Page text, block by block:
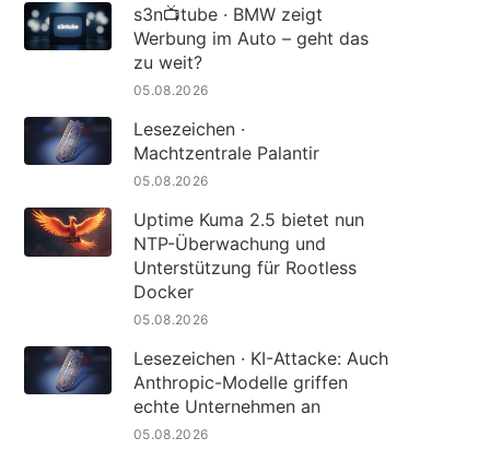
s3n📺tube · BMW zeigt
Werbung im Auto – geht das
zu weit?
05.08.2026
Lesezeichen ·
Machtzentrale Palantir
05.08.2026
Uptime Kuma 2.5 bietet nun
NTP-Überwachung und
Unterstützung für Rootless
Docker
05.08.2026
Lesezeichen · KI-Attacke: Auch
Anthropic-Modelle griffen
echte Unternehmen an
05.08.2026